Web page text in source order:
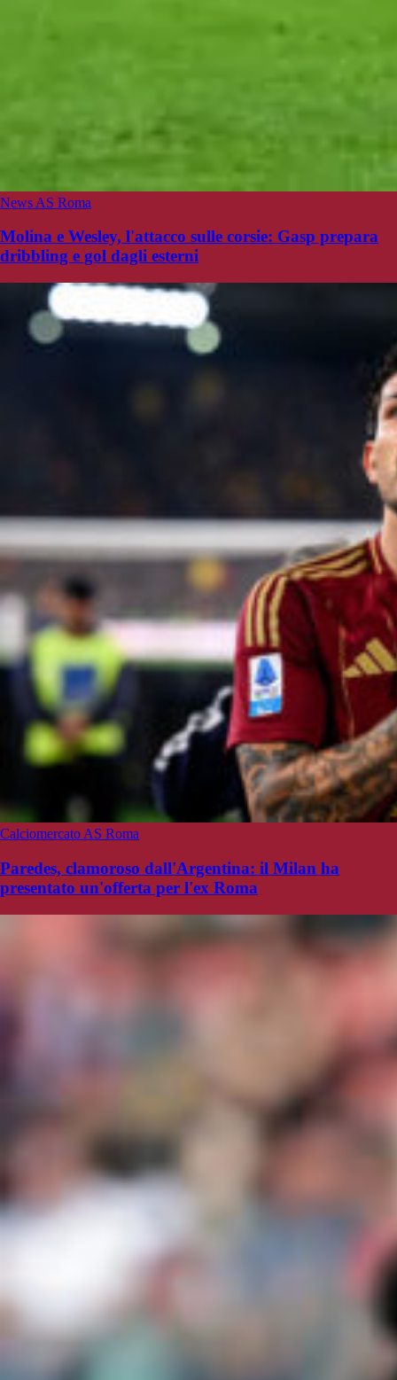
News AS Roma
Molina e Wesley, l'attacco sulle corsie: Gasp prepara
dribbling e gol dagli esterni
Calciomercato AS Roma
Paredes, clamoroso dall'Argentina: il Milan ha
presentato un'offerta per l'ex Roma